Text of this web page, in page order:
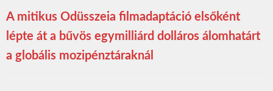
A mitikus Odüsszeia filmadaptáció elsőként
lépte át a bűvös egymilliárd dolláros álomhatárt
a globális mozipénztáraknál